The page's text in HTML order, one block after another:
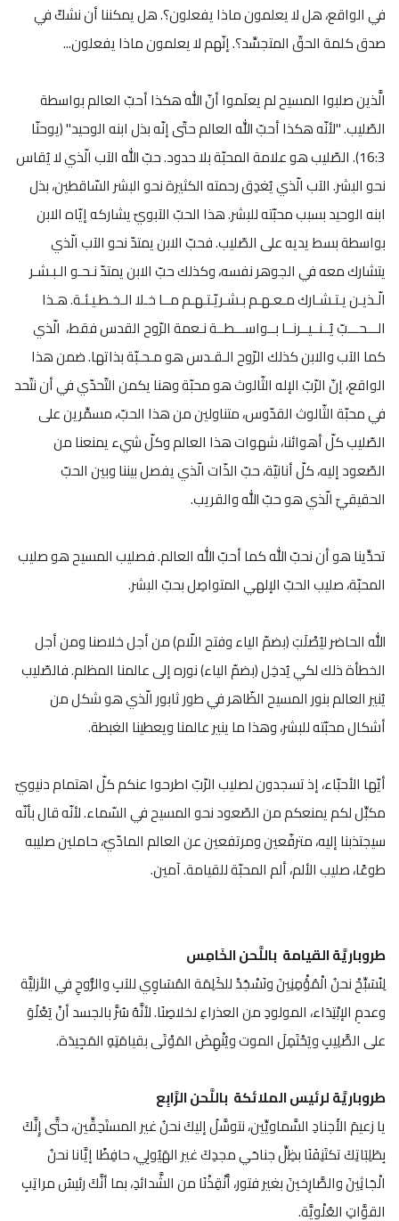
في الواقع، هل لا يعلمون ماذا يفعلون؟. هل يمكننا أن نشكّ في
صدق كلمة الحقّ المتجسِّد؟. إنّهم لا يعلمون ماذا يفعلون...
الَّذين صلبوا المسيح لم يعلَموا أنّ الله هكذا أحبّ العالم بواسطة
الصّليب. "لأنّه هكذا أحبّ الله العالم حتّى إنّه بذل ابنه الوحيد" (يوحنّا
16:3). الصّليب هو علامة المحبّة بلا حدود. حبّ الله الآب الّذي لا يُقاس
نحو البشر. الآب الّذي يُغدِق رحمته الكثيرة نحو البشر السّاقطين، بذل
ابنه الوحيد بسبب محبّته للبشر. هذا الحبّ الآبويّ يشاركه إيّاه الابن
بواسطة بسط يديه على الصّليب. فحبّ الابن يمتدّ نحو الآب الّذي
يتشارك معه في الجوهر نفسه، وكذلك حبّ الابن يمتدّ نـحـو الـبـشـر
الّـذيـن يـتـشـارك مـعـهـم بـشـريّـتـهـم مــا خـلا الـخـطـيـئـة. هـذا
الـــحـــبّ يُــنــيــرنــا بــواســـطــة نـعمة الرّوح القدس فقط، الّذي
كما الآب والابن كذلك الرّوح الـقـدس هو مـحـبّة بذاتها. ضمن هذا
الواقع، إنّ الرّبّ الإله الثّالوث هو محبّة وهنا يكمن التّحدّي في أن نتّحد
في محبّة الثّالوث القدّوس، متناولين من هذا الحبّ، مسمِّرين على
الصّليب كلّ أهوائنا، شهوات هذا العالم وكلّ شيء يمنعنا من
الصّعود إليه، كلّ أنانيّة، حبّ الذّات الّذي يفصل بيننا وبين الحبّ
الحقيقيّ الّذي هو حبّ الله والقريب.
تحدِّينا هو أن نحبّ الله كما أحبّ الله العالم. فصليب المسيح هو صليب
المحبّة، صليب الحبّ الإلهي المتواصِل بحبّ البشر.
الله الحاضر ليُصْلَبَ (بضمّ الياء وفتح اللّام) من أجل خلاصنا ومن أجل
الخطأة ذلك لكي يُدخِل (بضمّ الياء) نوره إلى عالمنا المظلم. فالصّليب
يُنير العالم بنور المسيح الظّاهر في طور ثابور الّذي هو شكل من
أشكال محبّته للبشر، وهذا ما ينير عالمنا ويعطينا الغبطة.
أيّها الأحبّاء، إذ تسجدون لصليب الرّبّ اطرحوا عنكم كلّ اهتمام دنيويّ
مكبِّل لكم يمنعكم من الصّعود نحو المسيح في السّماء. لأنّه قال بأنّه
سيجتذبنا إليه، مترفّعين ومرتفعين عن العالم المادّيّ، حاملين صليبه
طوعًا، صليب الألم، ألم المحبّة للقيامة. آمين.
طروباريَّة القيامة باللَّحن الخَامِس
لِنُسَبِّحْ نحنُ الْمُؤْمِنِينَ ونَسْجُدْ للكَلِمَة المُسَاوِي للآبِ والرُّوحِ في الأزليَّة
وعدمِ الإبْتِدَاء، المولودِ من العذراءِ لخلاصِنَا. لأنَّهُ سُرَّ بالجسد أنْ يَعْلُوَ
على الصَّلِيبِ ويَحْتَمِلَ الموت ويُنْهِضَ المَوْتَى بقيامَتِهِ المَجِيدَة.
طروباريَّة لرئيس الملائكة باللَّحن الرَّابِع
يا زعيمَ الأَجنادِ السَّماويِّين، نتوسَّلُ إليكَ نحنُ غير المستَحِقِّين، حتَّى إِنَّكَ
بِطَلِبَاتِكَ تكتَنِفَنَا بظِلِّ جناحَي مجدِكَ غير الهَيُولِي، حافِظًا إيَّانا نحنُ
الْجَاثِينَ والصَّارِخينَ بغير فتور، أَنْقِذْنَا من الشَّدائدِ، بما أنَّكَ رئيسُ مراتِبِ
القوَّاتِ العُلْوِيَّة.